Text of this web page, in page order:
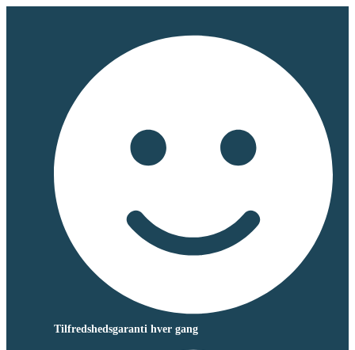
Tilfredshedsgaranti hver gang